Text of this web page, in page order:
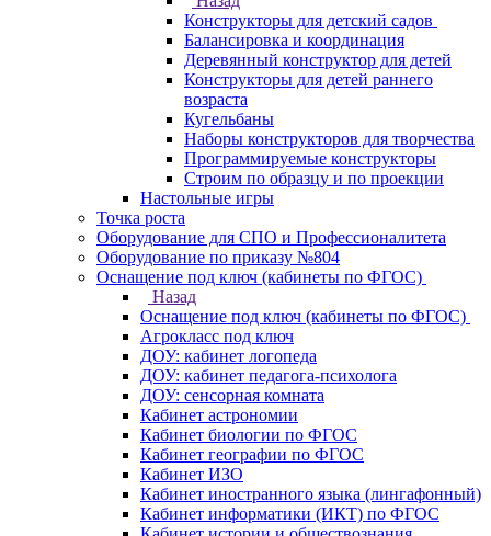
Конструкторы для детский садов
Балансировка и координация
Деревянный конструктор для детей
Конструкторы для детей раннего
возраста
Кугельбаны
Наборы конструкторов для творчества
Программируемые конструкторы
Строим по образцу и по проекции
Настольные игры
Точка роста
Оборудование для СПО и Профессионалитета
Оборудование по приказу №804
Оснащение под ключ (кабинеты по ФГОС)
Назад
Оснащение под ключ (кабинеты по ФГОС)
Агрокласс под ключ
ДОУ: кабинет логопеда
ДОУ: кабинет педагога-психолога
ДОУ: сенсорная комната
Кабинет астрономии
Кабинет биологии по ФГОС
Кабинет географии по ФГОС
Кабинет ИЗО
Кабинет иностранного языка (лингафонный)
Кабинет информатики (ИКТ) по ФГОС